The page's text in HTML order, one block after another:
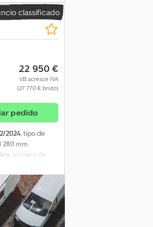
informações =
Danos: nenhum
classificado
22 950 €
VB acresce IVA
(27 770 € bruto)
pedido
2024, tipo de
280 mm
, número de
mm, altura do
de
elétrico,
=
cassete -